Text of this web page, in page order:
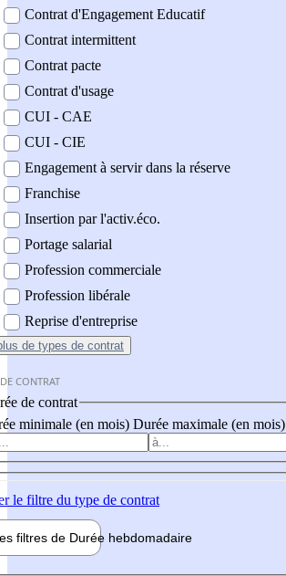
Contrat d'Engagement Educatif
Contrat intermittent
Contrat pacte
Contrat d'usage
CUI - CAE
CUI - CIE
Engagement à servir dans la réserve
Franchise
Insertion par l'activ.éco.
Portage salarial
Profession commerciale
Profession libérale
Reprise d'entreprise
de types de contrat
CONTRAT
de contrat
minimale (en mois) Durée maximale (en mois)
le filtre du type de contrat
filtres de Durée hebdomadaire